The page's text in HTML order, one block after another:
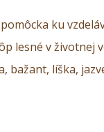
ku
lesné v životnej
bažant, líška,